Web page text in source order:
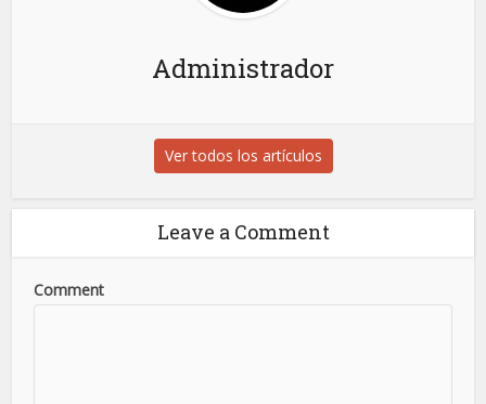
Administrador
Ver todos los artículos
Leave a Comment
Comment